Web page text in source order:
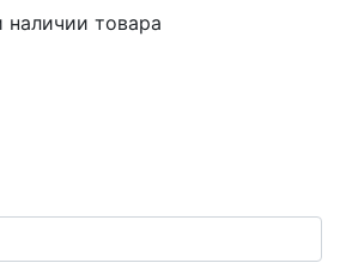
наличии товара